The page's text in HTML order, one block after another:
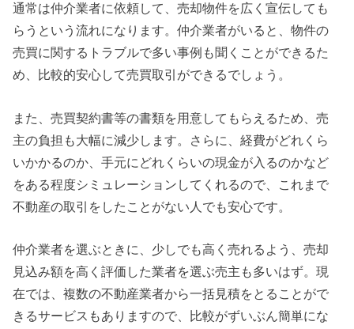
通常は仲介業者に依頼して、売却物件を広く宣伝しても
らうという流れになります。仲介業者がいると、物件の
売買に関するトラブルで多い事例も聞くことができるた
め、比較的安心して売買取引ができるでしょう。
また、売買契約書等の書類を用意してもらえるため、売
主の負担も大幅に減少します。さらに、経費がどれくら
いかかるのか、手元にどれくらいの現金が入るのかなど
をある程度シミュレーションしてくれるので、これまで
不動産の取引をしたことがない人でも安心です。
仲介業者を選ぶときに、少しでも高く売れるよう、売却
見込み額を高く評価した業者を選ぶ売主も多いはず。現
在では、複数の不動産業者から一括見積をとることがで
きるサービスもありますので、比較がずいぶん簡単にな